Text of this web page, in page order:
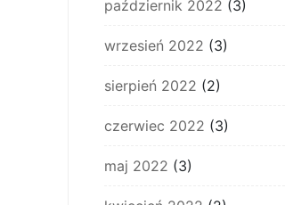
październik 2022 (3)
wrzesień 2022 (3)
sierpień 2022 (2)
czerwiec 2022 (3)
maj 2022 (3)